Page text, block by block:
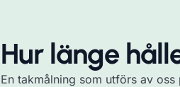
Hur länge
En takmålning som utförs av